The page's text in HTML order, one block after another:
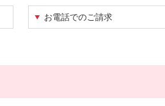
お電話でのご請求